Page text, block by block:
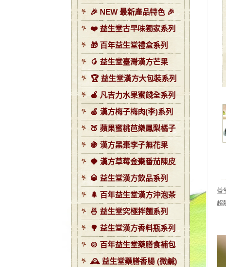
🎉 NEW 最新產品特色 🎉
❤️ 益生堂古早味獨家系列
🎁 百年益生堂禮盒系列
🥭 益生堂臺灣漢方芒果
🏆 益生堂漢方大包裝系列
🍎 凡吉力水果蜜餞全系列
🍏 漢方梅子梅肉(李)系列
🍑 蘋果蜜桃芭樂鳳梨橘子
🍇 漢方黑棗李子無花果
🍓 漢方草莓金棗番茄陳皮
🥃 益生堂漢方飲品系列
🌲 百年益生堂漢方沖泡茶
🍜 益生堂究極拌麵系列
🌳 益生堂漢方香料瓶系列
🍲 百年益生堂藥膳食補包
🕰️ 益生堂藥膳香腸 (微鹹)
益
超